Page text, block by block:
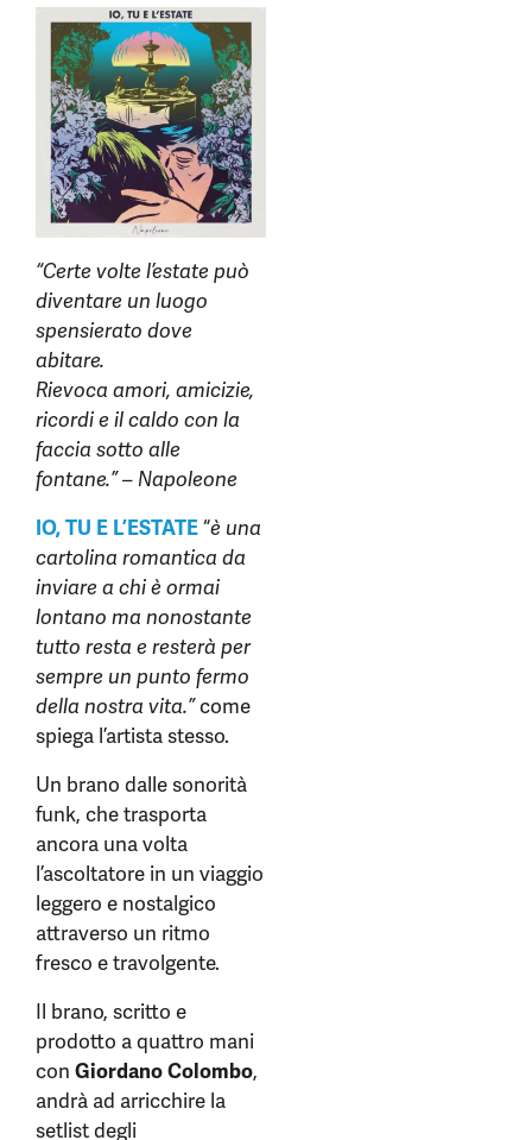
“Certe volte l’estate può
diventare un luogo
spensierato dove
abitare.
Rievoca amori, amicizie,
ricordi e il caldo con la
faccia sotto alle
fontane.” – Napoleone
IO, TU E L’ESTATE“è una
cartolina romantica da
inviare a chi è ormai
lontano ma nonostante
tutto resta e resterà per
sempre un punto fermo
della nostra vita.”come
spiega l’artista stesso.
Un brano dalle sonorità
funk, che trasporta
ancora una volta
l’ascoltatore in un viaggio
leggero e nostalgico
attraverso un ritmo
fresco e travolgente.
Il brano, scritto e
prodotto a quattro mani
con Giordano Colombo,
andrà ad arricchire la
setlist degli